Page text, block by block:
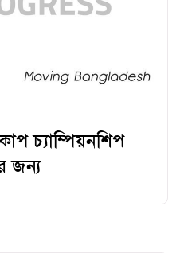
চ্যাম্পিয়নশিপ
জন্য